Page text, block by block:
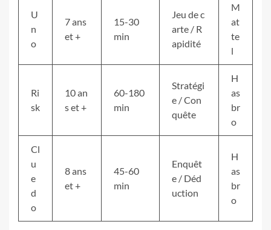
U
n
o
7 ans
et +
15-30
min
Jeu de c
arte / R
apidité
M
at
te
l
Ri
sk
10 an
s et +
60-180
min
Stratégi
e / Con
quête
H
as
br
o
Cl
u
e
d
o
8 ans
et +
45-60
min
Enquêt
e / Déd
uction
H
as
br
o